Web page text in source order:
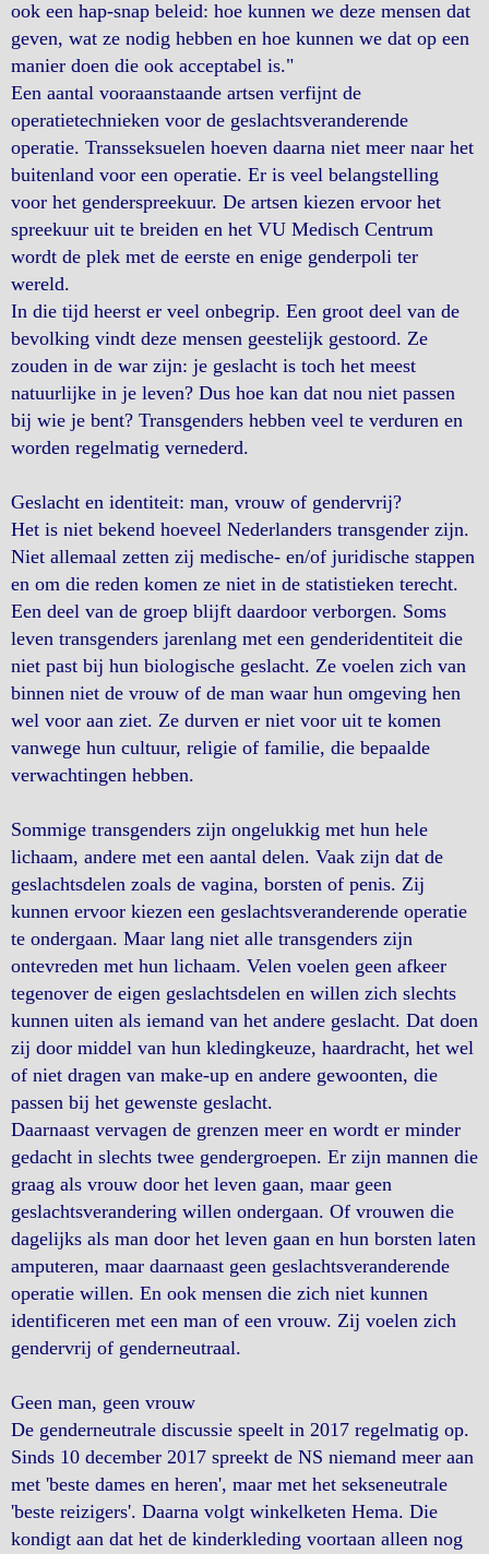
ook een hap-snap beleid: hoe kunnen we deze mensen dat
geven, wat ze nodig hebben en hoe kunnen we dat op een
manier doen die ook acceptabel is."
Een aantal vooraanstaande artsen verfijnt de
operatietechnieken voor de geslachtsveranderende
operatie. Transseksuelen hoeven daarna niet meer naar het
buitenland voor een operatie. Er is veel belangstelling
voor het genderspreekuur. De artsen kiezen ervoor het
spreekuur uit te breiden en het VU Medisch Centrum
wordt de plek met de eerste en enige genderpoli ter
wereld.
In die tijd heerst er veel onbegrip. Een groot deel van de
bevolking vindt deze mensen geestelijk gestoord. Ze
zouden in de war zijn: je geslacht is toch het meest
natuurlijke in je leven? Dus hoe kan dat nou niet passen
bij wie je bent? Transgenders hebben veel te verduren en
worden regelmatig vernederd.
Geslacht en identiteit: man, vrouw of gendervrij?
Het is niet bekend hoeveel Nederlanders transgender zijn.
Niet allemaal zetten zij medische- en/of juridische stappen
en om die reden komen ze niet in de statistieken terecht.
Een deel van de groep blijft daardoor verborgen. Soms
leven transgenders jarenlang met een genderidentiteit die
niet past bij hun biologische geslacht. Ze voelen zich van
binnen niet de vrouw of de man waar hun omgeving hen
wel voor aan ziet. Ze durven er niet voor uit te komen
vanwege hun cultuur, religie of familie, die bepaalde
verwachtingen hebben.
Sommige transgenders zijn ongelukkig met hun hele
lichaam, andere met een aantal delen. Vaak zijn dat de
geslachtsdelen zoals de vagina, borsten of penis. Zij
kunnen ervoor kiezen een geslachtsveranderende operatie
te ondergaan. Maar lang niet alle transgenders zijn
ontevreden met hun lichaam. Velen voelen geen afkeer
tegenover de eigen geslachtsdelen en willen zich slechts
kunnen uiten als iemand van het andere geslacht. Dat doen
zij door middel van hun kledingkeuze, haardracht, het wel
of niet dragen van make-up en andere gewoonten, die
passen bij het gewenste geslacht.
Daarnaast vervagen de grenzen meer en wordt er minder
gedacht in slechts twee gendergroepen. Er zijn mannen die
graag als vrouw door het leven gaan, maar geen
geslachtsverandering willen ondergaan. Of vrouwen die
dagelijks als man door het leven gaan en hun borsten laten
amputeren, maar daarnaast geen geslachtsveranderende
operatie willen. En ook mensen die zich niet kunnen
identificeren met een man of een vrouw. Zij voelen zich
gendervrij of genderneutraal.
Geen man, geen vrouw
De genderneutrale discussie speelt in 2017 regelmatig op.
Sinds 10 december 2017 spreekt de NS niemand meer aan
met 'beste dames en heren', maar met het sekseneutrale
'beste reizigers'. Daarna volgt winkelketen Hema. Die
kondigt aan dat het de kinderkleding voortaan alleen nog